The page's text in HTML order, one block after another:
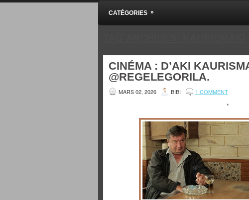
Pensez BiBi
Blog polémique sur l'Actualité, la Culture, la
CATÉGORIES »
CINÉMA : D’AKI
@REGELEGORILA.
MARS 02, 2026 BIBI 1 COMMENT
*